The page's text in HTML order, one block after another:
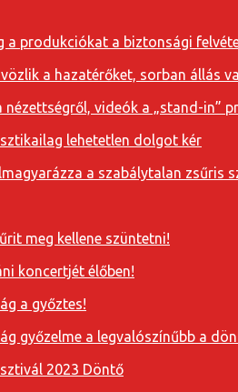
a produkciókat a biztonsági
a hazatérőket, sorban állás
nézettségről, videók a „stand-in”
lehetetlen dolgot kér
a szabálytalan zsűris
meg kellene szüntetni!
koncertjét élőben!
a győztes!
győzelme a legvalószínűbb a
2023 Döntő